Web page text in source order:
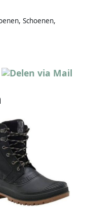
Schoenen,